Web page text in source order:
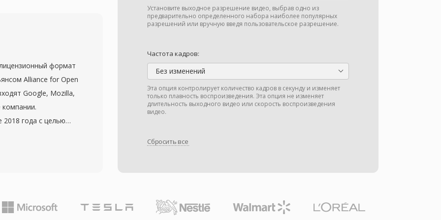
Установите выходное разрешение видео, выбрав одно из
предварительно определенного набора наиболее популярных
разрешений или вручную введя пользовательское разрешение.
Частота кадров:
Без изменений
Эта опция контролирует количество кадров в секунду и изменяет
только плавность воспроизведения. Эта опция не изменяет
длительность выходного видео или скорость воспроизведения
видео.
Сбросить все
и Юго-
контента в
но высокими
обычно
10,
подходу к сжатию.
с
формат
Alliance for Open
Google, Mozilla,
года с целью
превосходящего
расходы на
Кодек